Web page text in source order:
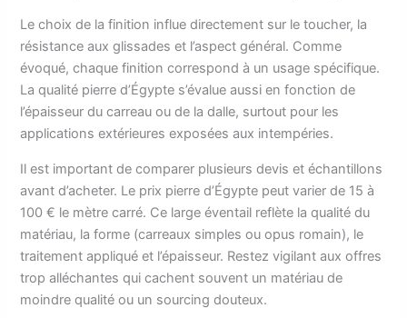
Le choix de la finition influe directement sur le toucher, la
résistance aux glissades et l’aspect général. Comme
évoqué, chaque finition correspond à un usage spécifique.
La qualité pierre d’Égypte s’évalue aussi en fonction de
l’épaisseur du carreau ou de la dalle, surtout pour les
applications extérieures exposées aux intempéries.
Il est important de comparer plusieurs devis et échantillons
avant d’acheter. Le prix pierre d’Égypte peut varier de 15 à
100 € le mètre carré. Ce large éventail reflète la qualité du
matériau, la forme (carreaux simples ou opus romain), le
traitement appliqué et l’épaisseur. Restez vigilant aux offres
trop alléchantes qui cachent souvent un matériau de
moindre qualité ou un sourcing douteux.